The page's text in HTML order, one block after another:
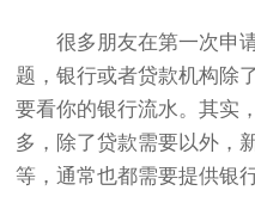
很多朋友在第一次申请
题，银行或者贷款机构除
要看你的银行流水。其实
多，除了贷款需要以外，
等，通常也都需要提供银